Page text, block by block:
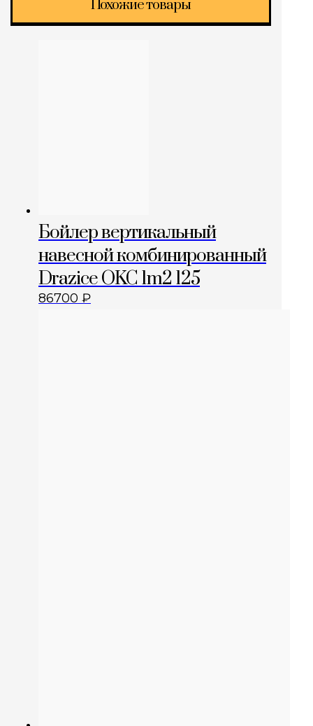
Похожие товары
Бойлер вертикальный
навесной комбинированный
Drazice OKC 1m2 125
86700 ₽